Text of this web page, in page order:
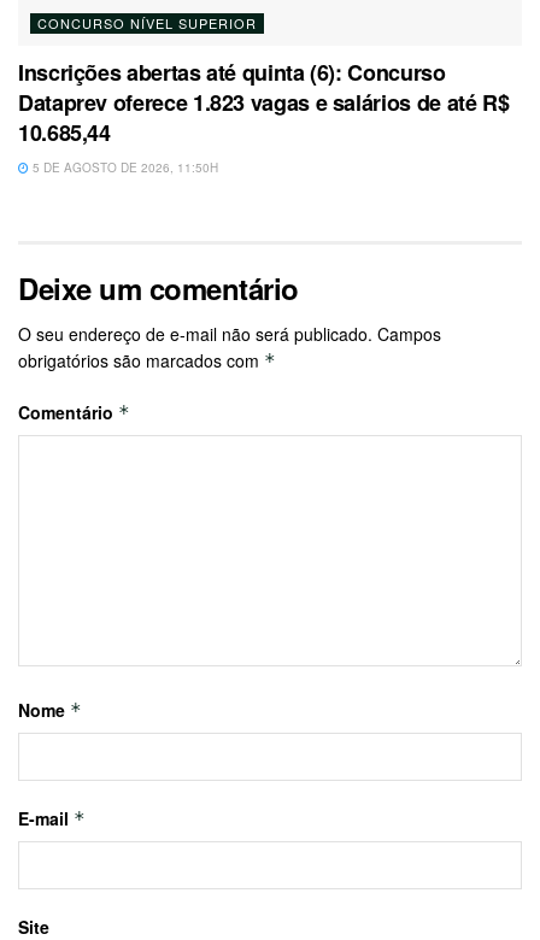
CONCURSO NÍVEL SUPERIOR
Inscrições abertas até quinta (6): Concurso
Dataprev oferece 1.823 vagas e salários de até R$
10.685,44
5 DE AGOSTO DE 2026, 11:50H
Deixe um comentário
O seu endereço de e-mail não será publicado. Campos
obrigatórios são marcados com *
Comentário *
Nome *
E-mail *
Site